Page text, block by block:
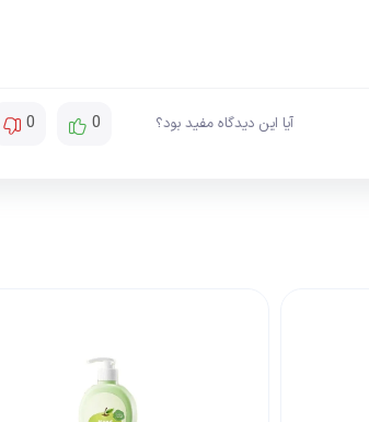
آیا این دیدگاه مفید بود؟ 0
0